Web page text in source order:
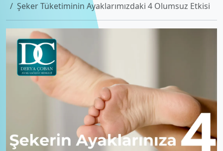
Şeker Tüketiminin Ayaklarımızdaki 4 Olumsuz Etkisi